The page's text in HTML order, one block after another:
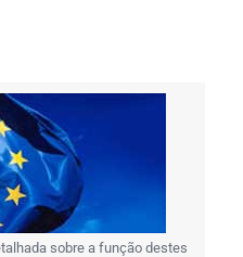
sobre a função destes